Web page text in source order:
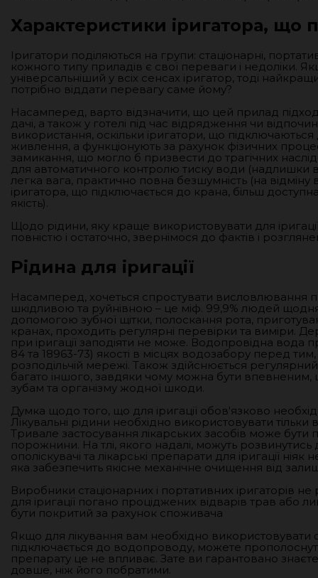
Характеристики іригатора, що
Іригатори поділяються на групи: стаціонарні,
кожного типу приладів є свої переваги і недоліки.
універсальніший у всіх сенсах іригатор, тоді
потрібно віддати перевагу саме йому?
Насамперед, варто відзначити, що цей прилад
дачі, а також у готелі під час відрядження чи
використання, оскільки іригатори, що
живлення, а функціонують за рахунок фізичних
замикання, що могло б призвести до трагічних
для автоматичного контролю тиску води
легка вага, практично повна безшумність (на відміну
іригатора, що підключається до крана, більш
якість).
Щодо рідини, яку краще використовувати для
повністю і остаточно, звернімося до фактів і
Рідина для іригації
Насамперед, хочеться спростувати висловлювання
шкідливою та руйнівною – це міф. 99,9% людей
допомогою зубної щітки, полоскання рота,
кранах, проходить регулярні перевірки та виміри.
при іригації заподіяти не може. Водопровідна вода
84 та 18963-73) якості в місцях водозабору перед
розподільчій мережі. Також здійснюється
багато іншого, завдяки чому можна бути впевненим,
зубам та організму жодної шкоди.
Думка щодо того, що для іригації обов'язково
Лікувальні рідини необхідно використовувати
Тривале застосування лікарських засобів може
порожнини. На тлі, якого надалі, можуть
ополіскувачі та лікарські препарати для іригації
яка забезпечить якісне механічне очищення від
Виробники стаціонарних і портативних іригаторів
для іригації погано проціджених відварів трав або
бути покритий за рахунок споживача
Якщо для лікування вам необхідно використовувати
підключається до водопроводу, можете
препарату це не впливає. Зате ви гарантовано
довше, ніж його побратими.